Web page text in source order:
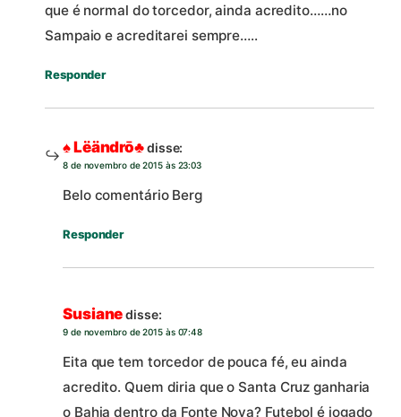
que é normal do torcedor, ainda acredito……no
Sampaio e acreditarei sempre…..
Responder
♠ Lëändrō♣disse:
8 de novembro de 2015 às 23:03
Belo comentário Berg
Responder
Susianedisse:
9 de novembro de 2015 às 07:48
Eita que tem torcedor de pouca fé, eu ainda
acredito. Quem diria que o Santa Cruz ganharia
o Bahia dentro da Fonte Nova? Futebol é jogado